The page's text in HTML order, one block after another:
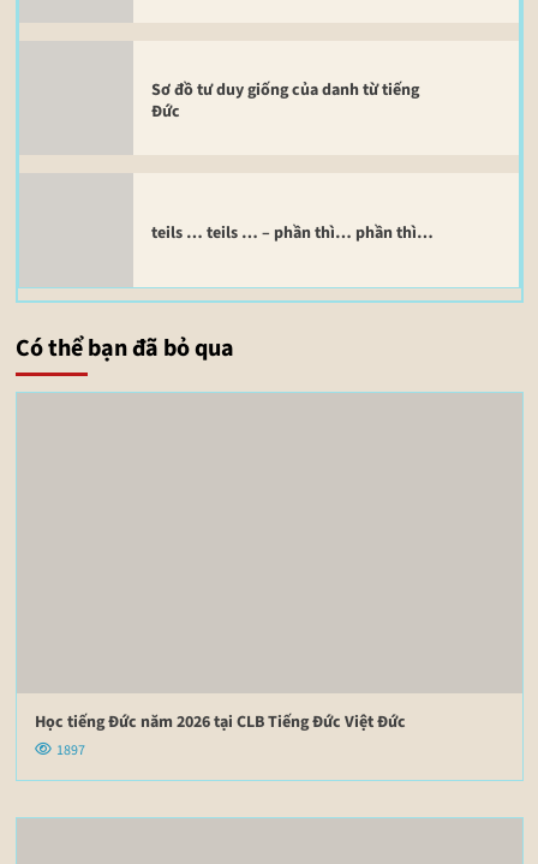
Sơ đồ tư duy giống của danh từ tiếng
Đức
teils … teils … – phần thì… phần thì…
Có thể bạn đã bỏ qua
Học tiếng Đức năm 2026 tại CLB Tiếng Đức Việt Đức
1897